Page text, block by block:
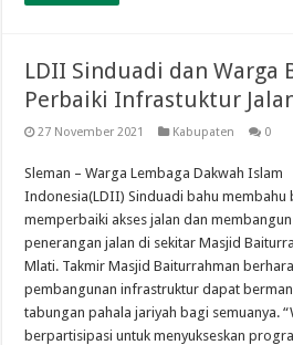
LDII Sinduadi dan Warga
Perbaiki Infrastuktur
27 November 2021 Kabupaten 0
Sleman – Warga Lembaga Dakwah Islam
Indonesia(LDII) Sinduadi bahu membahu
memperbaiki akses jalan dan
penerangan jalan di sekitar Masjid
Mlati. Takmir Masjid Baiturrahman
pembangunan infrastruktur dapat
tabungan pahala jariyah bagi semuanya.
berpartisipasi untuk menyukseskan